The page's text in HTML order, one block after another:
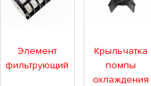
Элемент
фильтрующий
Крыльчатка
помпы
охлаждения